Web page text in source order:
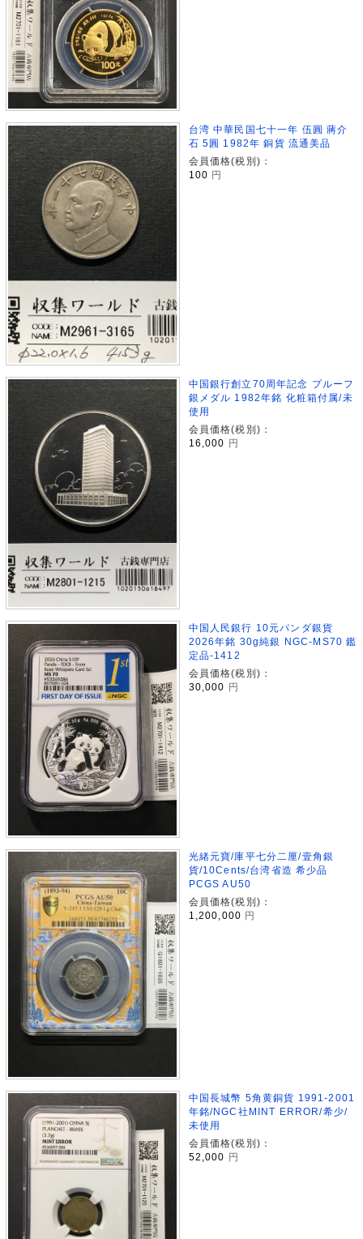
台湾 中華民国七十一年 伍圓 蔣介
石 5圓 1982年 銅貨 流通美品
会員価格(税別)：
100 円
中国銀行創立70周年記念 プルーフ
銀メダル 1982年銘 化粧箱付属/未
使用
会員価格(税別)：
16,000 円
中国人民銀行 10元パンダ銀貨
2026年銘 30g純銀 NGC-MS70 鑑
定品-1412
会員価格(税別)：
30,000
円
光緒元寶/庫平七分二厘/壹角銀
貨/10Cents/台湾省造 希少品
PCGS AU50
会員価格(税別)：
1,200,000 円
中国長城幣 5角黄銅貨 1991-2001
年銘/NGC社MINT ERROR/希少/
未使用
会員価格(税別)：
52,000
円